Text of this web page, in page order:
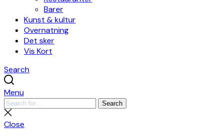
Barer
Kunst & kultur
Overnatning
Det sker
Vis Kort
Search
Menu
Search
for:
Search
Close
search
Close